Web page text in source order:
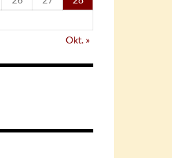
Okt. »